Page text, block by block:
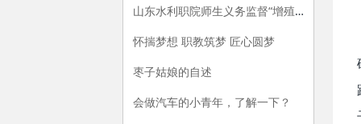
山东水利职院师生义务监督“增殖放流”彰显社会责任
怀揣梦想 职教筑梦 匠心圆梦
枣子姑娘的自述
会做汽车的小青年，了解一下？